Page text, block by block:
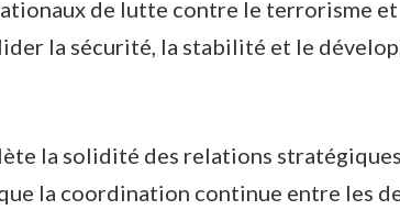
de lutte contre le terrorisme et
la sécurité, la stabilité et le
la solidité des relations
la coordination continue entre les